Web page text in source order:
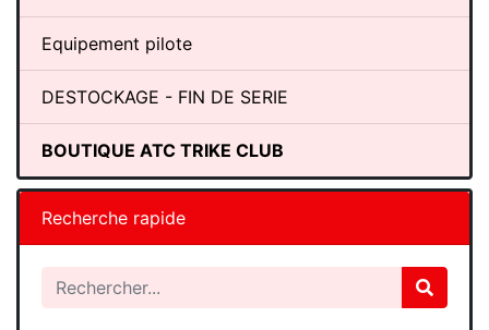
Equipement pilote
DESTOCKAGE - FIN DE SERIE
BOUTIQUE ATC TRIKE CLUB
Recherche rapide